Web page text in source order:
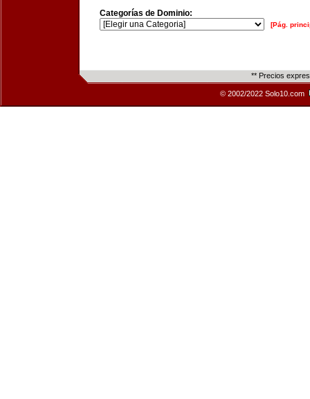
Categorías de Dominio:
[Pág.
** Precios
© 2002/2022 Solo10.com